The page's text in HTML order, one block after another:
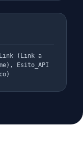
(Link a
Esito_API